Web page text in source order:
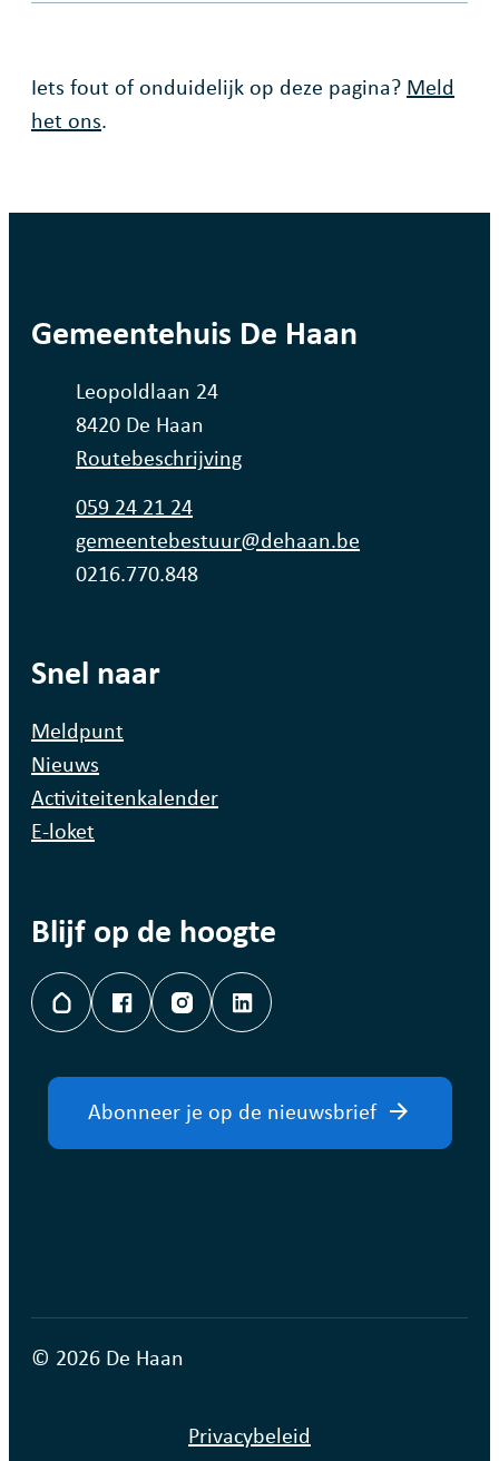
Fout op deze pagina
Iets fout of onduidelijk op deze pagina? Meld
het ons.
contact
Gemeentehuis De Haan
AdresLeopoldlaan 24
,8420 De Haan
Routebeschrijving
059 24 21 24
E-mailgemeentebestuur@dehaan.be
Ondernemingsnummer
0216.770.848
Snel naar
Meldpunt
Nieuws
Activiteitenkalender
E-loket
Blijf op de hoogte
Hoplr FacebookInstagramLinkedIn
Abonneer je op de nieuwsbrief
© 2026 De Haan
Privacybeleid